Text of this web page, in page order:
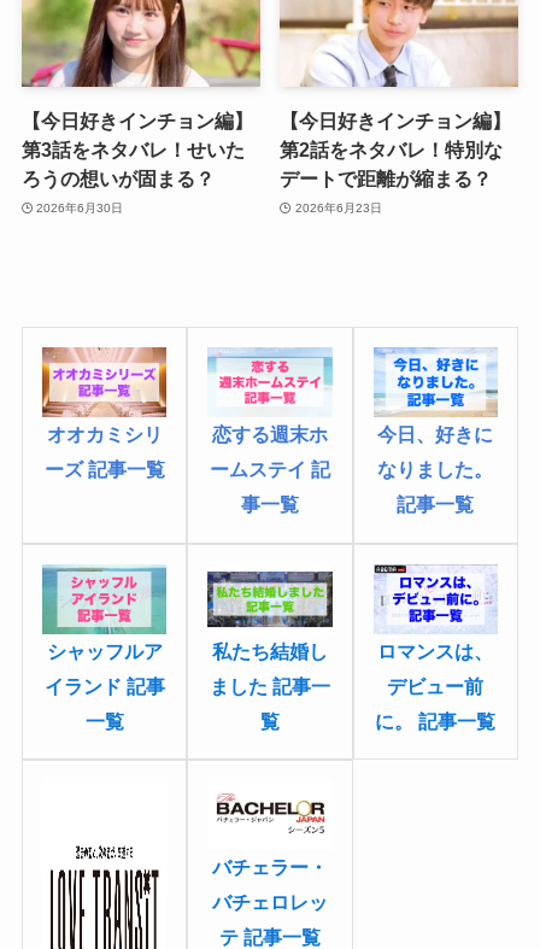
【今日好きインチョン編】
第3話をネタバレ！せいた
ろうの想いが固まる？
2026年6月30日
【今日好きインチョン編】
第2話をネタバレ！特別な
デートで距離が縮まる？
2026年6月23日
オオカミシリ
ーズ 記事一覧
恋する週末ホ
ームステイ 記
事一覧
今日、好きに
なりました。
記事一覧
シャッフルア
イランド 記事
一覧
私たち結婚し
ました 記事一
覧
ロマンスは、
デビュー前
に。 記事一覧
バチェラー・
バチェロレッ
テ 記事一覧